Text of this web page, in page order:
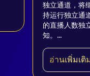
独立通道，将
持运行独立通
的直播人数独
知。...
อ่านเพิ่มเติ